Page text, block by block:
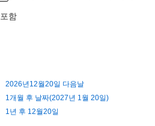
포함
2026년12월20일 다음날
1개월 후 날짜(2027년 1월 20일)
1년 후 12월20일